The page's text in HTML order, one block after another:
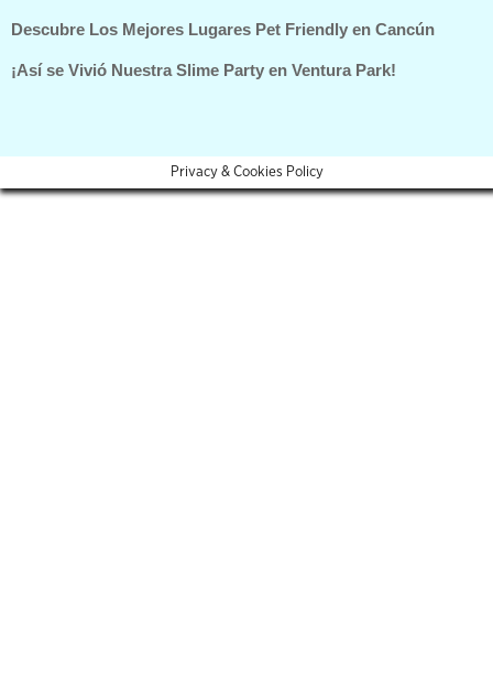
Descubre Los Mejores Lugares Pet Friendly en Cancún
¡Así se Vivió Nuestra Slime Party en Ventura Park!
Privacy & Cookies Policy